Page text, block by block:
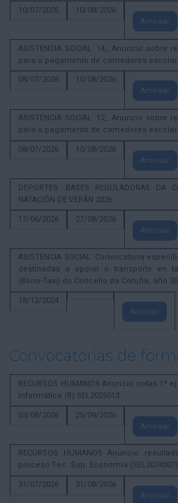
10/07/2026
10/08/2026
Amosar
ASISTENCIA SOCIAL. 14_ Anuncio
para o pagamento de comedores
08/07/2026
10/08/2026
Amosar
ASISTENCIA SOCIAL. 12_ Anuncio
para o pagamento de comedores
08/07/2026
10/08/2026
Amosar
DEPORTES. BASES REGULADORAS DA
NATACIÓN DE VERÁN 2026
17/06/2026
27/08/2026
Amosar
ASISTENCIA SOCIAL. Convocatoria
destinadas a apoiar o transporte en
(Bono-Taxi) do Concello da Coruña, año
18/12/2024
Amosar
Convocatorias de
RECURSOS HUMANOS Anuncio notas 1º
Informática (B) SEL2025013
03/08/2026
25/09/2026
Amosar
RECURSOS HUMANOS Anuncio
proceso Tec. Sup. Economía (SEL2024007)
31/07/2026
31/08/2026
Amosar